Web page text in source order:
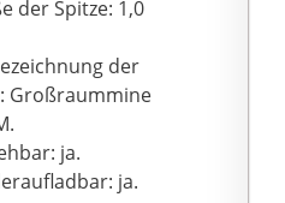
Die
ist
Ob als
Schreibgerät
Set, die
und
der Spitze: 1,0
der
Großraummine
ja.
ja.